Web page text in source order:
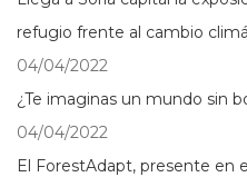
refugio frente al cambio
04/04/2022
¿Te imaginas un mundo sin
04/04/2022
El ForestAdapt, presente en